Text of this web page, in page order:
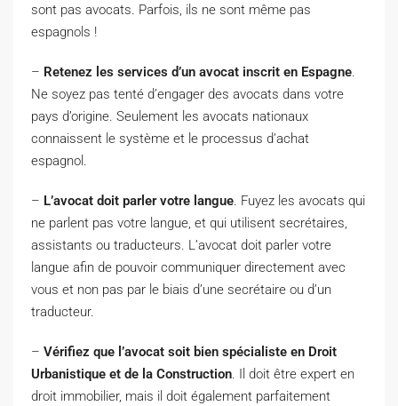
sont pas avocats. Parfois, ils ne sont même pas
espagnols !
– Retenez les services d’un avocat inscrit en Espagne.
Ne soyez pas tenté d’engager des avocats dans votre
pays d’origine. Seulement les avocats nationaux
connaissent le système et le processus d’achat
espagnol.
– L’avocat doit parler votre langue. Fuyez les avocats qui
ne parlent pas votre langue, et qui utilisent secrétaires,
assistants ou traducteurs. L’avocat doit parler votre
langue afin de pouvoir communiquer directement avec
vous et non pas par le biais d’une secrétaire ou d’un
traducteur.
– Vérifiez que l’avocat soit bien spécialiste en Droit
Urbanistique et de la Construction. Il doit être expert en
droit immobilier, mais il doit également parfaitement